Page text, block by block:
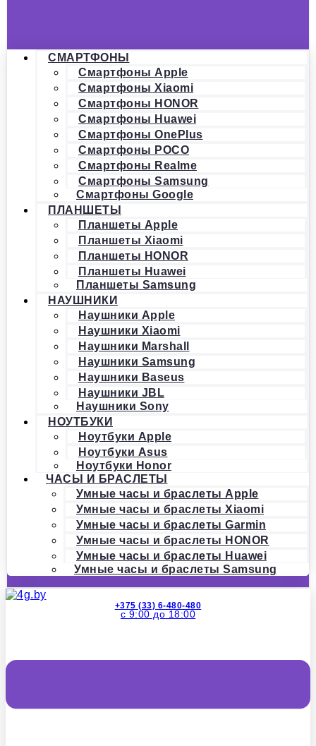
СМАРТФОНЫ
Смартфоны Apple
Смартфоны Xiaomi
Смартфоны HONOR
Смартфоны Huawei
Смартфоны OnePlus
Смартфоны POCO
Смартфоны Realme
Смартфоны Samsung
Смартфоны Google
ПЛАНШЕТЫ
Планшеты Apple
Планшеты Xiaomi
Планшеты HONOR
Планшеты Huawei
Планшеты Samsung
НАУШНИКИ
Наушники Apple
Наушники Xiaomi
Наушники Marshall
Наушники Samsung
Наушники Baseus
Наушники JBL
Наушники Sony
НОУТБУКИ
Ноутбуки Apple
Ноутбуки Asus
Ноутбуки Honor
ЧАСЫ И БРАСЛЕТЫ
Умные часы и браслеты Apple
Умные часы и браслеты Xiaomi
Умные часы и браслеты Garmin
Умные часы и браслеты HONOR
Умные часы и браслеты Huawei
Умные часы и браслеты Samsung
+375 (33) 6-480-480
с 9:00 до 18:00